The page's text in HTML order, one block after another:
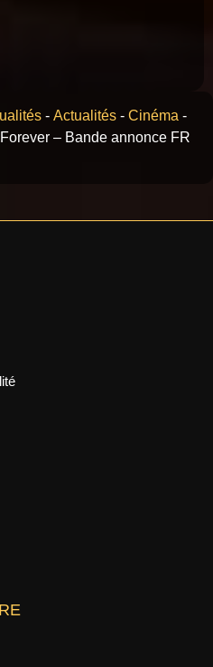
- Actualités - Cinéma -
– Bande annonce FR